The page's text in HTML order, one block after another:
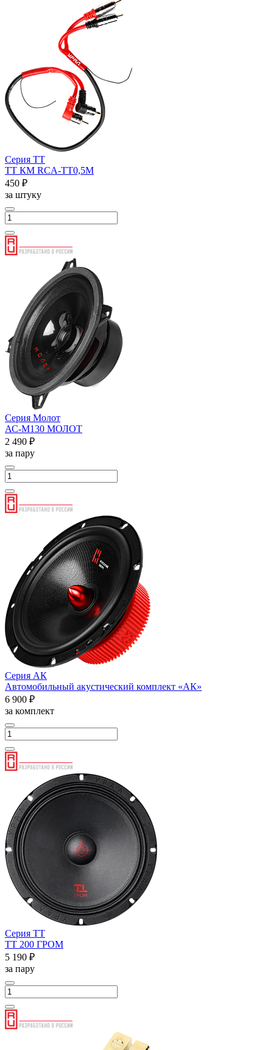
Серия ТТ
ТТ КМ RCA-ТТ0,5М
450 ₽
за штуку
Серия Молот
АС-М130 МОЛОТ
2 490 ₽
за пару
Серия АК
Автомобильный акустический комплект «АК»
6 900 ₽
за комплект
Серия ТТ
ТТ 200 ГРОМ
5 190 ₽
за пару